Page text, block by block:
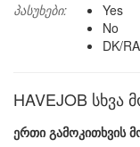
პასუხები:
Yes
No
DK/RA
HAVEJOB სხვა
ერთი გამოკითხვის